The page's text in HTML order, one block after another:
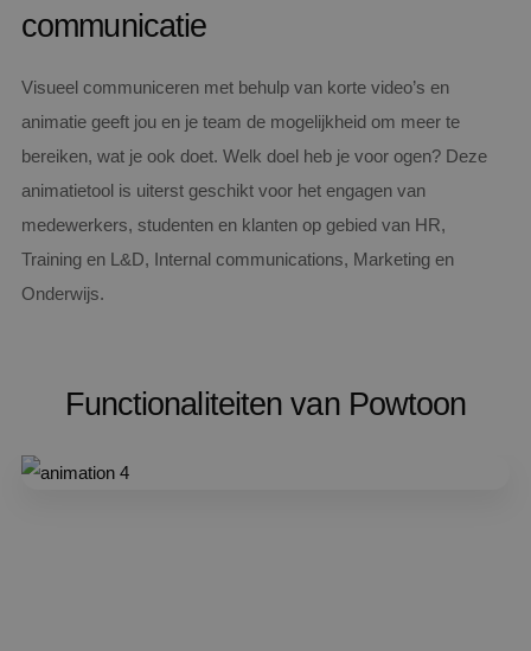
communicatie
Visueel communiceren met behulp van korte video’s en
animatie geeft jou en je team de mogelijkheid om meer te
bereiken, wat je ook doet. Welk doel heb je voor ogen? Deze
animatietool is uiterst geschikt voor het engagen van
medewerkers, studenten en klanten op gebied van HR,
Training en L&D, Internal communications, Marketing en
Onderwijs.
Functionaliteiten van Powtoon